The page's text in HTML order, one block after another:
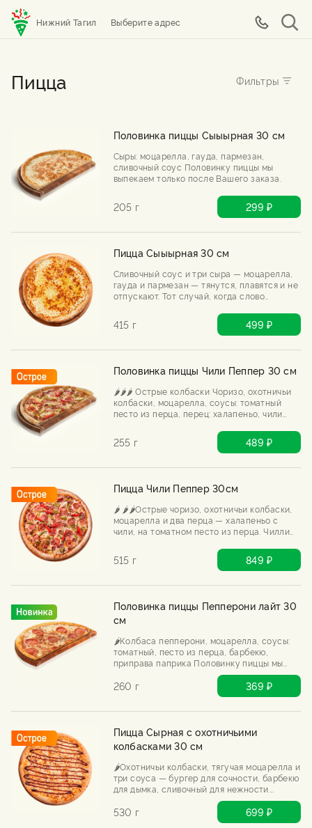
Нижний Тагил Выберите адрес
Пицца
Половинка пиццы Сыыырная 30 см
Сыры: моцарелла, гауда, пармезан,
сливочный соус Половинку пиццы мы
выпекаем только после Вашего заказа.
205 г 299 ₽
Пицца Сыыырная 30 см
Сливочный соус и три сыра — моцарелла,
гауда и пармезан — тянутся, плавятся и не
отпускают. Тот случай, когда слово
415 г 499 ₽
Половинка пиццы Чили Пеппер 30 см
🌶️🌶️🌶️ Острые колбаски Чоризо, охотничьи
колбаски, моцарелла, соусы: томатный
песто из перца, перец: халапеньо, чили
255 г 489 ₽
Пицца Чили Пеппер 30см
🌶️ 🌶️🌶️Острые чоризо, охотничьи колбаски,
моцарелла и два перца — халапеньо с
чили, на томатном песто из перца. Чилли
515 г 849 ₽
Половинка пиццы Пепперони лайт 30
см
🌶️Колбаса пепперони, моцарелла, соусы:
томатный, песто из перца, барбекю,
приправа паприка Половинку пиццы мы
выпекаем только после Вашего заказа.
260 г 369 ₽
Пицца Сырная с охотничьими
колбасками 30 см
🌶️Охотничьи колбаски, тягучая моцарелла и
три соуса — бургер для сочности, барбекю
для дымка, сливочный для нежности.
Сырная, но с характером. Хоть в лес с ней,
хоть на диван.
530 г 699 ₽